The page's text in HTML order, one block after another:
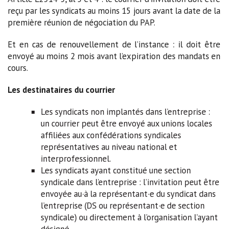
reçu par les syndicats au moins 15 jours avant la date de la
première réunion de négociation du PAP.
Et en cas de renouvellement de l’instance : il doit être
envoyé au moins 2 mois avant l’expiration des mandats en
cours.
Les destinataires du courrier
Les syndicats non implantés dans l’entreprise :
un courrier peut être envoyé aux unions locales
affiliées aux confédérations syndicales
représentatives au niveau national et
interprofessionnel.
Les syndicats ayant constitué une section
syndicale dans l’entreprise : l’invitation peut être
envoyée au·à la représentant·e du syndicat dans
l’entreprise (DS ou représentant·e de section
syndicale) ou directement à l’organisation l’ayant